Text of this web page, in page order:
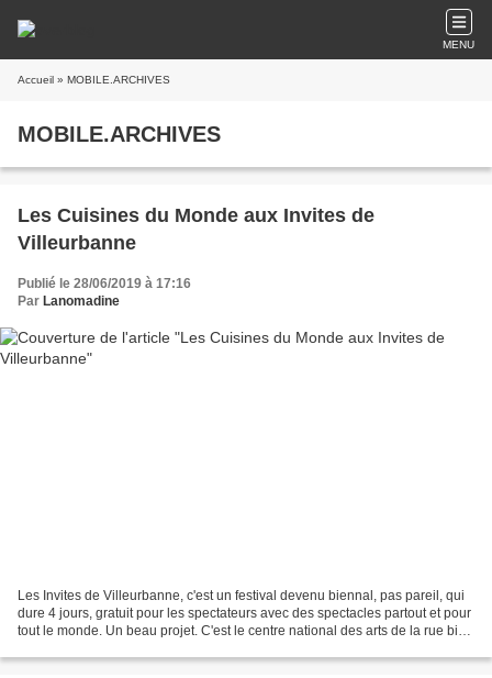
MENU
Accueil » MOBILE.ARCHIVES
MOBILE.ARCHIVES
Les Cuisines du Monde aux Invites de
Villeurbanne
Publié le 28/06/2019 à 17:16
Par Lanomadine
Les Invites de Villeurbanne, c'est un festival devenu biennal, pas pareil, qui
dure 4 jours, gratuit pour les spectateurs avec des spectacles partout et pour
tout le monde. Un beau projet. C'est le centre national des arts de la rue bien